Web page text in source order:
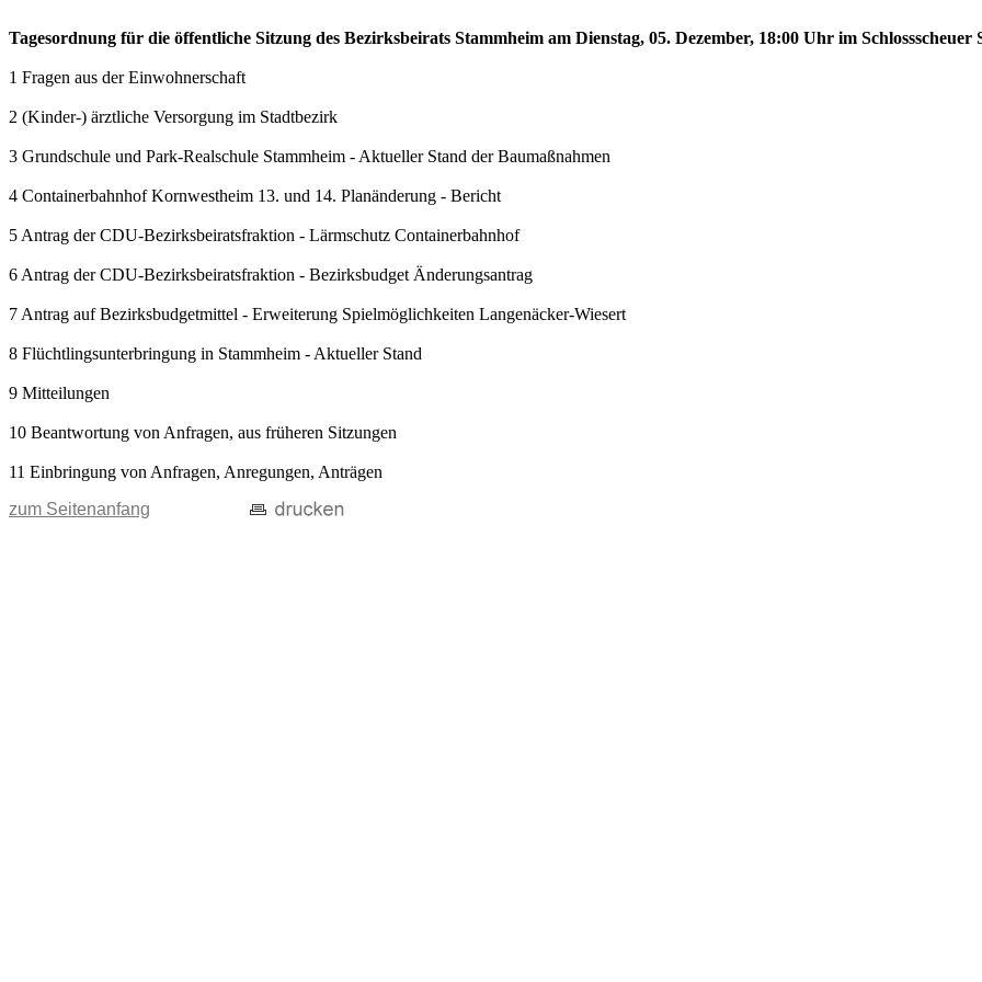
Tagesordnung für die öffentliche Sitzung des Bezirksbeirats Stammheim am Dienstag, 05. Dezember, 18:00 Uhr im Schlossscheuer
1 Fragen aus der Einwohnerschaft
2 (Kinder-) ärztliche Versorgung im Stadtbezirk
3 Grundschule und Park-Realschule Stammheim - Aktueller Stand der Baumaßnahmen
4 Containerbahnhof Kornwestheim 13. und 14. Planänderung - Bericht
5 Antrag der CDU-Bezirksbeiratsfraktion - Lärmschutz Containerbahnhof
6 Antrag der CDU-Bezirksbeiratsfraktion - Bezirksbudget Änderungsantrag
7 Antrag auf Bezirksbudgetmittel - Erweiterung Spielmöglichkeiten Langenäcker-Wiesert
8 Flüchtlingsunterbringung in Stammheim - Aktueller Stand
9 Mitteilungen
10 Beantwortung von Anfragen, aus früheren Sitzungen
11 Einbringung von Anfragen, Anregungen, Anträgen
zum Seitenanfang